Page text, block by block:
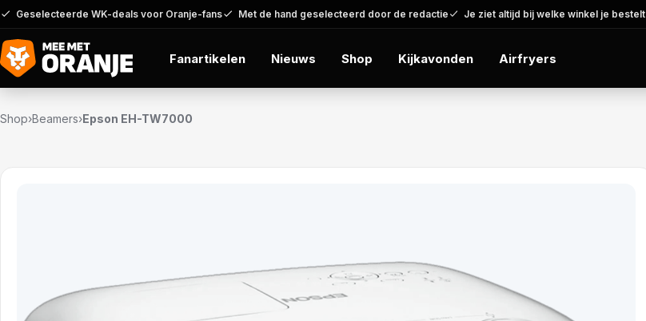
Geselecteerde WK-deals voor Oranje-fans Met de hand geselecteerd door de redactie Je ziet altijd bij welke winkel je bestelt
Fanartikelen Nieuws Shop Kijkavonden Airfryers
Shop›Beamers›Epson EH-TW7000